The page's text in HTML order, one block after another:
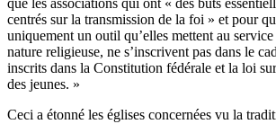
centrés sur la transmission de la foi » et pour
uniquement un outil qu’elles mettent au service
nature religieuse, ne s’inscrivent pas dans le
inscrits dans la Constitution fédérale et la loi
des jeunes. »
Ceci a étonné les églises concernées vu la